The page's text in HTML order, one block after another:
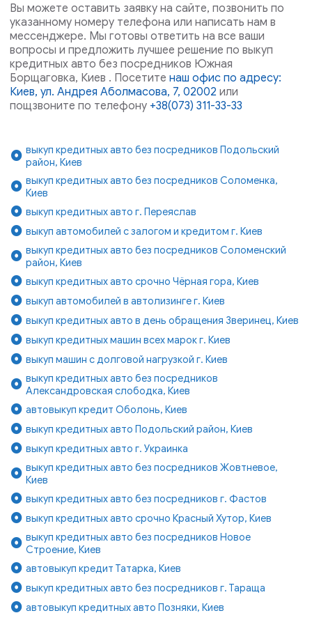
Вы можете оставить заявку на сайте, позвонить по
указанному номеру телефона или написать нам в
мессенджере. Мы готовы ответить на все ваши
вопросы и предложить лучшее решение по выкуп
кредитных авто без посредников Южная
Борщаговка, Киев . Посетитенаш офис по адресу:
Киев, ул. Андрея Аболмасова, 7, 02002 или
пощзвоните по телефону +38(073) 311-33-33
выкуп кредитных авто без посредников Подольский
район, Киев
выкуп кредитных авто без посредников Соломенка,
Киев
выкуп кредитных авто г. Переяслав
выкуп автомобилей с залогом и кредитом г. Киев
выкуп кредитных авто без посредников Соломенский
район, Киев
выкуп кредитных авто срочно Чёрная гора, Киев
выкуп автомобилей в автолизинге г. Киев
выкуп кредитных авто в день обращения Зверинец, Киев
выкуп кредитных машин всех марок г. Киев
выкуп машин с долговой нагрузкой г. Киев
выкуп кредитных авто без посредников
Александровская слободка, Киев
автовыкуп кредит Оболонь, Киев
выкуп кредитных авто Подольский район, Киев
выкуп кредитных авто г. Украинка
выкуп кредитных авто без посредников Жовтневое,
Киев
выкуп кредитных авто без посредников г. Фастов
выкуп кредитных авто срочно Красный Хутор, Киев
выкуп кредитных авто без посредников Новое
Строение, Киев
автовыкуп кредит Татарка, Киев
выкуп кредитных авто без посредников г. Тараща
автовыкуп кредитных авто Позняки, Киев